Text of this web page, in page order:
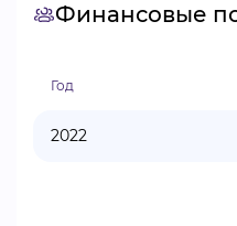
Финансовые
Год
2022